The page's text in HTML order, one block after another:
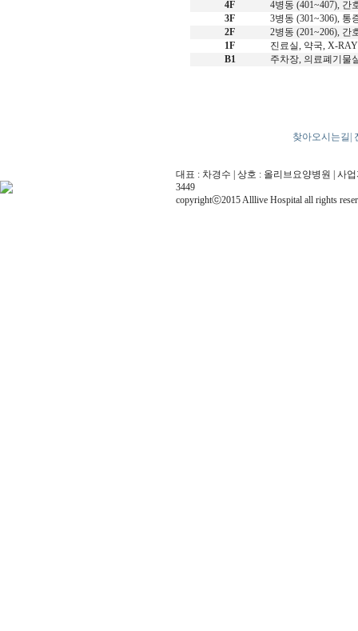
4F
4병동 (401~407), 간
3F
3병동 (301~306), 통
2F
2병동 (201~206), 간
1F
진료실, 약국, X-
B1
주차장, 의료폐기물
찾아오시는길
대표 : 차경수 | 상호 : 올리브요양병원 | 사
3449
copyrightⓒ2015 Alllive Hospital all rights